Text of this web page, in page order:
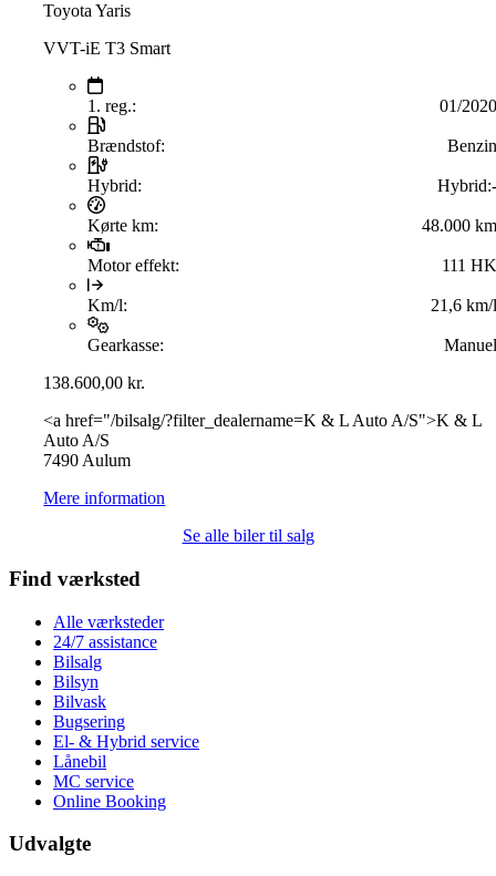
Toyota Yaris
VVT-iE T3 Smart
1. reg.: 01/2020
Brændstof: Benzin
Hybrid: Hybrid:-
Kørte km: 48.000 km
Motor effekt: 111 HK
Km/l: 21,6 km/l
Gearkasse:
Manuel
138.600,00kr.
<a href="/bilsalg/?filter_dealername=K & L Auto A/S">K & L
Auto A/S
7490 Aulum
Mere information
Se alle biler til salg
Find værksted
Alle værksteder
24/7 assistance
Bilsalg
Bilsyn
Bilvask
Bugsering
El- & Hybrid service
Lånebil
MC service
Online Booking
Udvalgte